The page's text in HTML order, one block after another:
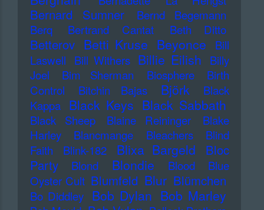
Bernard Sumner
Bernd Begemann
Berq
Bertrand Cantat Beth Ditto
Betterov Betti Kruse Beyonce
Bill
Laswell
Bill Withers Billie Eilish
Billy
Joel
Bim Sherman Biosphere
Birth
Control
Bitchin Bajas Björk
Black
Kappa Black Keys Black Sabbath
Black Sheep Blaine Reininger
Blake
Harley
Blancmange Bleachers
Blind
Faith
Blink-182 Blixa Bargeld
Bloc
Party
Blond Blondie Blood
Blue
Oyster Cult Blumfeld Blur Blümchen
Bo Diddley Bob Dylan Bob Marley